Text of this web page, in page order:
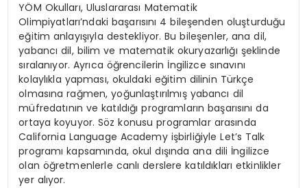
YÖM Okulları, Uluslararası Matematik
Olimpiyatları’ndaki başarısını 4 bileşenden oluşturduğu
eğitim anlayışıyla destekliyor. Bu bileşenler, ana dil,
yabancı dil, bilim ve matematik okuryazarlığı şeklinde
sıralanıyor. Ayrıca öğrencilerin İngilizce sınavını
kolaylıkla yapması, okuldaki eğitim dilinin Türkçe
olmasına rağmen, yoğunlaştırılmış yabancı dil
müfredatının ve katıldığı programların başarısını da
ortaya koyuyor. Söz konusu programlar arasında
California Language Academy işbirliğiyle Let’s Talk
programı kapsamında, okul dışında ana dili İngilizce
olan öğretmenlerle canlı derslere katıldıkları etkinlikler
yer alıyor.